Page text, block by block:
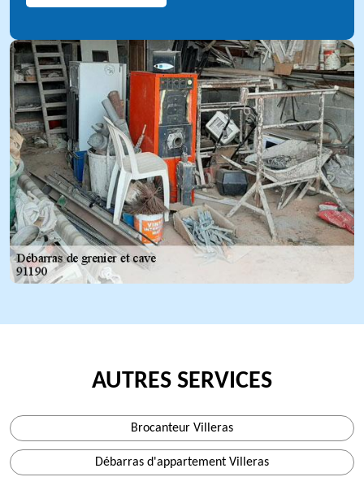
AUTRES SERVICES
Brocanteur Villeras
Débarras d'appartement Villeras